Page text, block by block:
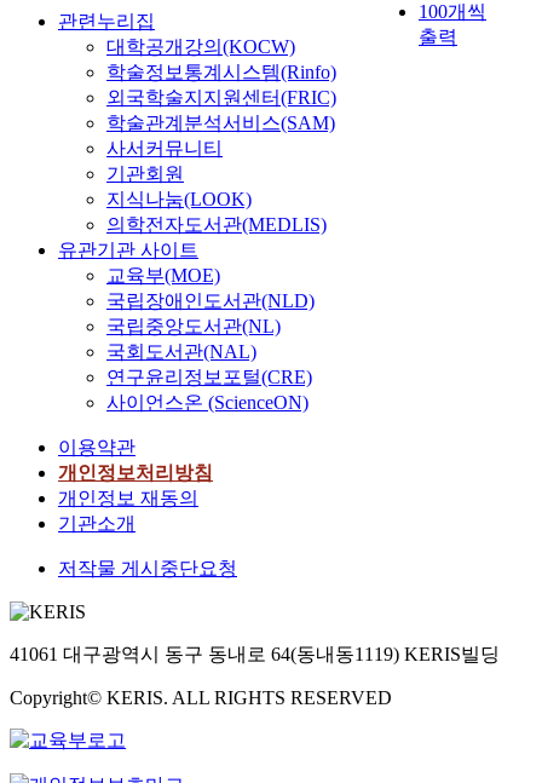
100개씩
출력
관련누리집
대학공개강의(KOCW)
학술정보통계시스템(Rinfo)
외국학술지지원센터(FRIC)
학술관계분석서비스(SAM)
사서커뮤니티
기관회원
지식나눔(LOOK)
의학전자도서관(MEDLIS)
유관기관 사이트
교육부(MOE)
국립장애인도서관(NLD)
국립중앙도서관(NL)
국회도서관(NAL)
연구윤리정보포털(CRE)
사이언스온 (ScienceON)
이용약관
개인정보처리방침
개인정보 재동의
기관소개
저작물 게시중단요청
41061 대구광역시 동구 동내로 64(동내동1119) KERIS빌딩
Copyright© KERIS. ALL RIGHTS RESERVED